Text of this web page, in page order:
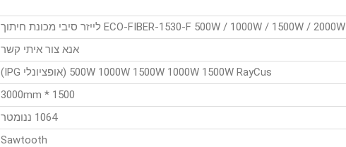
ECO-FIBER-1530-F 500W / 1000W / 1500W / 2000W לייזר סיבי מכונת חיתוך
אנא צור איתי קשר
500W 1000W 1500W 1000W 1500W RayCus (אופציונלי IPG)
1500 * 3000mm
1064 ננומטר
Sawtooth